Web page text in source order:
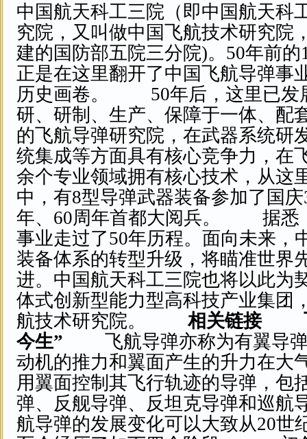
中国航天科工三院（即中国航天科
究院，又叫做中国飞航技术研究院
建的国防部五院三分院)。50年前的
正是在这里翻开了中国飞航导弹事
历史画卷。 50年后，这里已发
研、研制、生产、保障于一体、配
的飞航导弹研究院，在武器系统研
统集成等方面具有核心竞争力，在
余个专业领域拥有核心技术，从这
中，有8型导弹武器装备参加了国
年、60周年首都大阅兵。 据悉
事业走过了50年历程。面向未来，
装备体系的转型升级，将瞄准世界
进。中国航天科工三院也将以此为
体式创新型能力型高科技产业集团
航技术研究院。 相关链接
今生” 飞航导弹亦称为有翼导弹
动机的推力和翼面产生的升力在大
用翼面控制其飞行轨迹的导弹，包
弹、反舰导弹、反坦克导弹和
航导弹的发展变化可以大致从20世